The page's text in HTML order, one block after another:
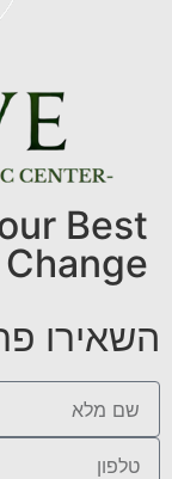
Best
השאירו